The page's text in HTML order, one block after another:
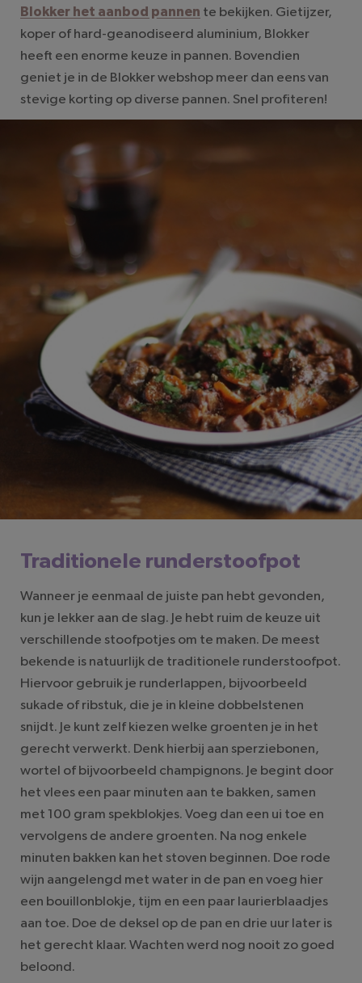
Blokker het aanbod pannen te bekijken. Gietijzer,
koper of hard-geanodiseerd aluminium, Blokker
heeft een enorme keuze in pannen. Bovendien
geniet je in de Blokker webshop meer dan eens van
stevige korting op diverse pannen. Snel profiteren!
Traditionele runderstoofpot
Wanneer je eenmaal de juiste pan hebt gevonden,
kun je lekker aan de slag. Je hebt ruim de keuze uit
verschillende stoofpotjes om te maken. De meest
bekende is natuurlijk de traditionele runderstoofpot.
Hiervoor gebruik je runderlappen, bijvoorbeeld
sukade of ribstuk, die je in kleine dobbelstenen
snijdt. Je kunt zelf kiezen welke groenten je in het
gerecht verwerkt. Denk hierbij aan sperziebonen,
wortel of bijvoorbeeld champignons. Je begint door
het vlees een paar minuten aan te bakken, samen
met 100 gram spekblokjes. Voeg dan een ui toe en
vervolgens de andere groenten. Na nog enkele
minuten bakken kan het stoven beginnen. Doe rode
wijn aangelengd met water in de pan en voeg hier
een bouillonblokje, tijm en een paar laurierblaadjes
aan toe. Doe de deksel op de pan en drie uur later is
het gerecht klaar. Wachten werd nog nooit zo goed
beloond.